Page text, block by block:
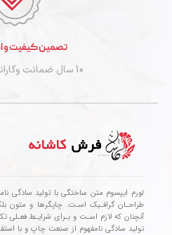
تصمین کیفیت و
10 سال ضمانت وگارانتی محصولات
لورم ایپسوم متن ساختگی با تولید سادگی
طراحـان گرافـیک اسـت. چاپگرها و متون
آنچنان که لازم اسـت و بـرای شرایـط فعـلی
تولید سادگی نامفهوم از صنعت چاپ و با